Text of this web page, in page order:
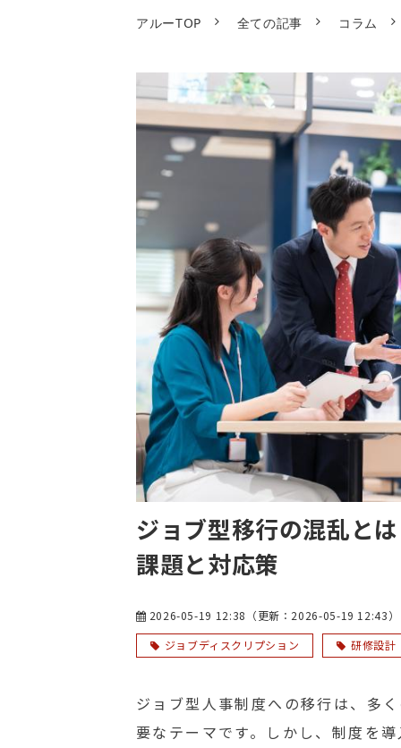
アルーTOP 全ての記事 コラム
ジョブ型移行の混乱と
課題と対応策
2026-05-19 12:38 （更新： 2026-05-19 12:43）
ジョブディスクリプション
研修設計
ジョブ型人事制度への移行は、多
要なテーマです。しかし、制度を